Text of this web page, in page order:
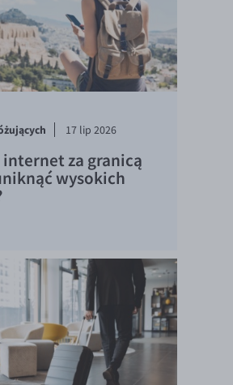
17 lip 2026
internet za granicą
wysokich